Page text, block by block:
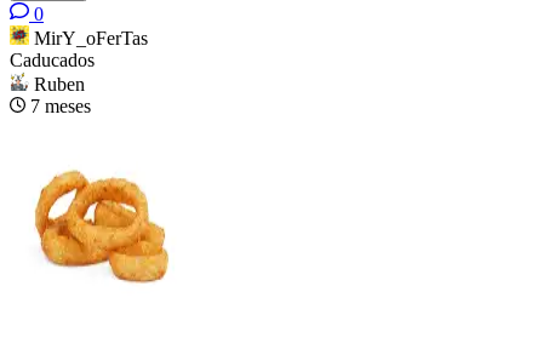
0
MirY_oFerTas
Caducados
Ruben
7 meses